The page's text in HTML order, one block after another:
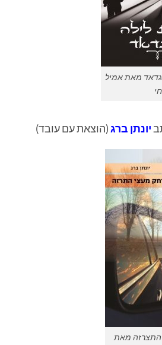
מאת אמיל
חי
יונתן ברג(הוצאת עם עובד)
התצרזה מאת